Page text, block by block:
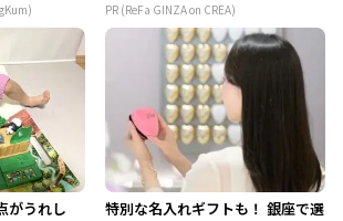
PR (ReFa GINZA on CREA)
がうれし
特別な名入れギフトも！ 銀座で選